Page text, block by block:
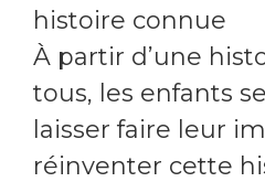
histoire connue
À partir d’une
tous, les enfants
laisser faire leur
réinventer cette